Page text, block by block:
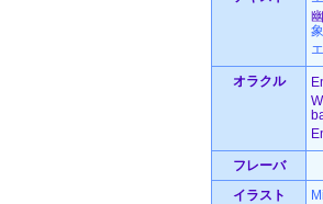
象
オラクル
フレーバ
イラスト